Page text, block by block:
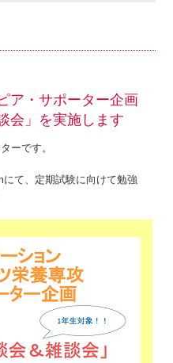
ア・サポーター企画
会」を実施します
ーです。
て、定期試験に向けて勉強